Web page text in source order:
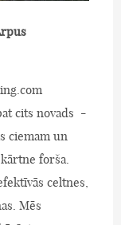
cits novads -
ciemam un
forša.
celtnes,
Mēs